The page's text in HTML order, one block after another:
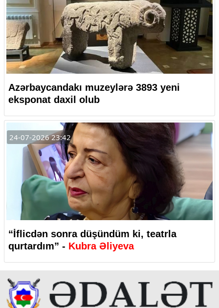
Azərbaycandakı muzeylərə 3893 yeni
eksponat daxil olub
24-07-2026 23:42
“İflicdən sonra düşündüm ki, teatrla
qurtardım” - Kubra Əliyeva